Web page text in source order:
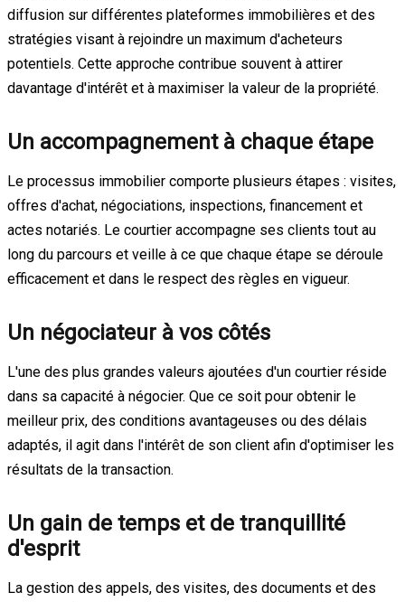
diffusion sur différentes plateformes immobilières et des
stratégies visant à rejoindre un maximum d'acheteurs
potentiels. Cette approche contribue souvent à attirer
davantage d'intérêt et à maximiser la valeur de la propriété.
Un accompagnement à chaque étape
Le processus immobilier comporte plusieurs étapes : visites,
offres d'achat, négociations, inspections, financement et
actes notariés. Le courtier accompagne ses clients tout au
long du parcours et veille à ce que chaque étape se déroule
efficacement et dans le respect des règles en vigueur.
Un négociateur à vos côtés
L'une des plus grandes valeurs ajoutées d'un courtier réside
dans sa capacité à négocier. Que ce soit pour obtenir le
meilleur prix, des conditions avantageuses ou des délais
adaptés, il agit dans l'intérêt de son client afin d'optimiser les
résultats de la transaction.
Un gain de temps et de tranquillité
d'esprit
La gestion des appels, des visites, des documents et des